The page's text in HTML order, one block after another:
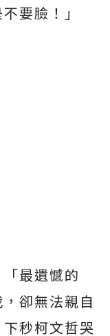
要臉！」
最遺憾的
卻無法親自
秒柯文哲哭